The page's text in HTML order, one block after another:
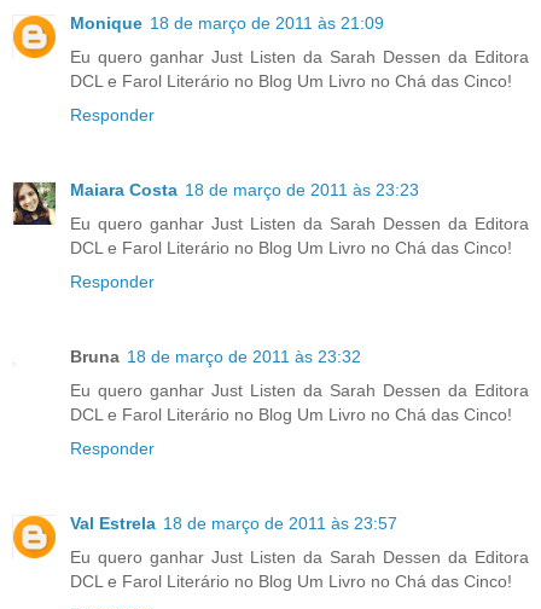
Monique 18 de março de 2011 às 21:09
Eu quero ganhar Just Listen da Sarah Dessen da Editora
DCL e Farol Literário no Blog Um Livro no Chá das Cinco!
Responder
Maiara Costa 18 de março de 2011 às 23:23
Eu quero ganhar Just Listen da Sarah Dessen da Editora
DCL e Farol Literário no Blog Um Livro no Chá das Cinco!
Responder
Bruna 18 de março de 2011 às 23:32
Eu quero ganhar Just Listen da Sarah Dessen da Editora
DCL e Farol Literário no Blog Um Livro no Chá das Cinco!
Responder
Val Estrela 18 de março de 2011 às 23:57
Eu quero ganhar Just Listen da Sarah Dessen da Editora
DCL e Farol Literário no Blog Um Livro no Chá das Cinco!